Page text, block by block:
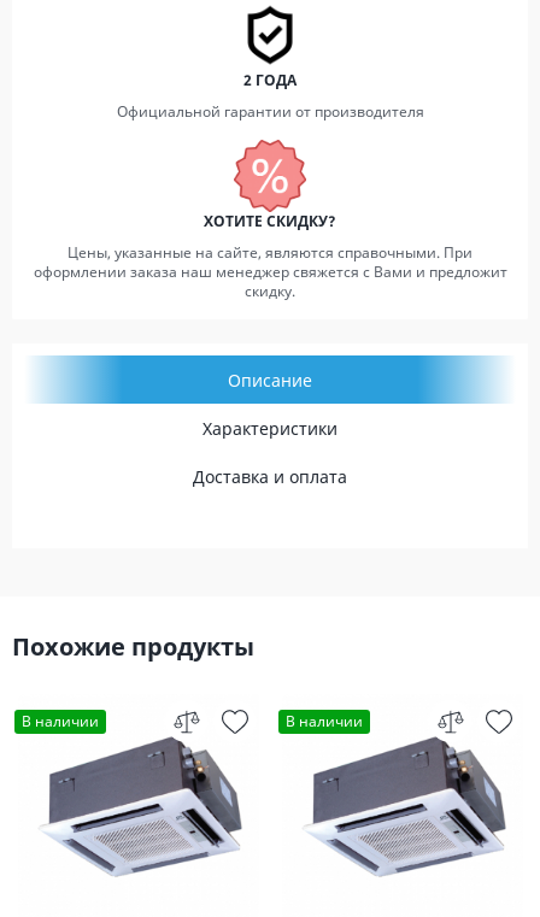
2 ГОДА
Официальной гарантии от производителя
ХОТИТЕ СКИДКУ?
Цены, указанные на сайте, являются справочными. При
оформлении заказа наш менеджер свяжется с Вами и предложит
скидку.
Описание
Характеристики
Доставка и оплата
Похожие продукты
В наличии В наличии